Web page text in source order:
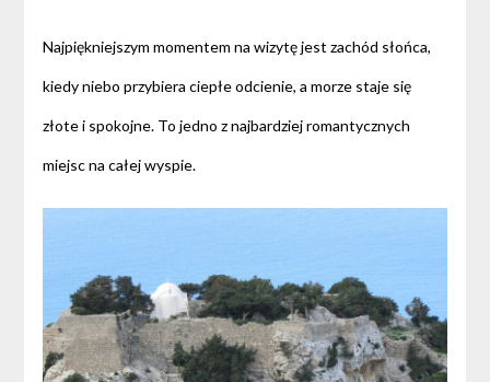
Najpiękniejszym momentem na wizytę jest zachód słońca,
kiedy niebo przybiera ciepłe odcienie, a morze staje się
złote i spokojne. To jedno z najbardziej romantycznych
miejsc na całej wyspie.